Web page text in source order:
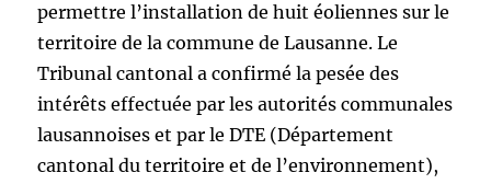
permettre l’installation de huit éoliennes sur le
territoire de la commune de Lausanne. Le
Tribunal cantonal a confirmé la pesée des
intérêts effectuée par les autorités communales
lausannoises et par le DTE (Département
cantonal du territoire et de l’environnement),